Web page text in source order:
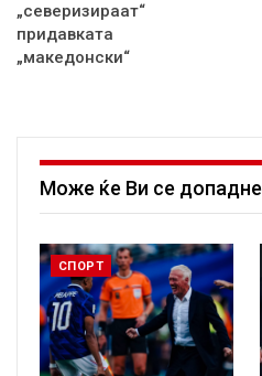
„северизираат“
придавката
„македонски“
Може ќе Ви се допадне
СПОРТ